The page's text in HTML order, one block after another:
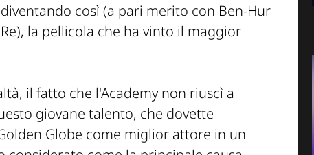
così (a pari merito con Ben-Hur
), la pellicola che ha vinto il maggior
il fatto che l'Academy non riuscì a
giovane talento, che dovette
Globe come miglior attore in un